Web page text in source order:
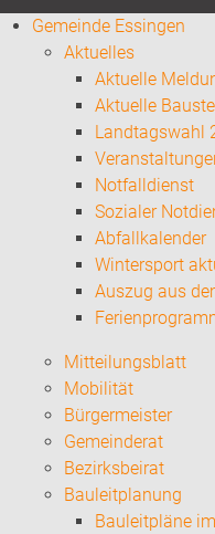
Gemeinde Essingen
Aktuelles
Aktuelle
Aktuelle
Landtagswahl
Notfalldienst
Sozialer
Abfallkalender
Wintersport
Auszug aus
Mitteilungsblatt
Mobilität
Bürgermeister
Gemeinderat
Bezirksbeirat
Bauleitplanung
Bauleitpläne